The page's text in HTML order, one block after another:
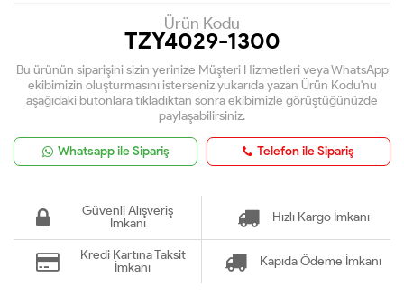
Ürün Kodu
TZY4029-1300
Bu ürünün siparişini sizin yerinize Müşteri Hizmetleri veya WhatsApp
ekibimizin oluşturmasını isterseniz yukarıda yazan Ürün Kodu'nu
aşağıdaki butonlara tıkladıktan sonra ekibimizle görüştüğünüzde
paylaşabilirsiniz.
Whatsapp ile Sipariş Telefon ile Sipariş
Güvenli Alışveriş
İmkanı
Hızlı Kargo İmkanı
Kredi Kartına Taksit
İmkanı
Kapıda Ödeme İmkanı